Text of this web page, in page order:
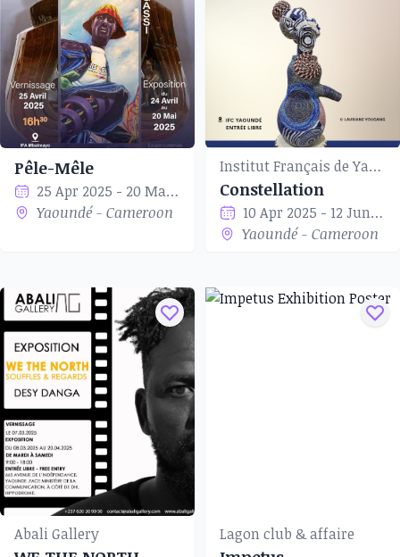
Pêle-Mêle
25 Apr 2025 - 20 May 2025
Yaoundé - Cameroon
Institut Français de Yaoundé
Constellation
10 Apr 2025 - 12 Jun 2025
Yaoundé - Cameroon
Abali Gallery Lagon club & affaire